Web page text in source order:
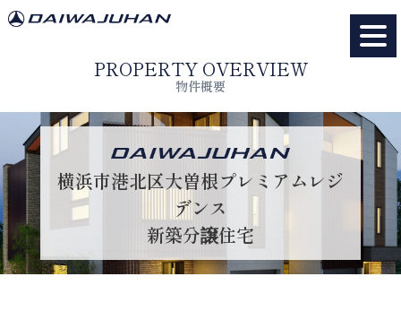
PROPERTY OVERVIEW
物件概要
横浜市港北区大曽根プレミアムレジ
デンス
新築分譲住宅